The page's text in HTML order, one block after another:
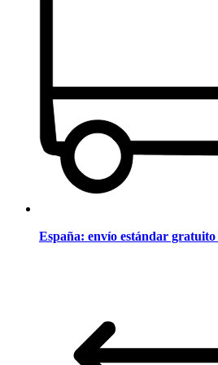
España: envío estándar gratuito